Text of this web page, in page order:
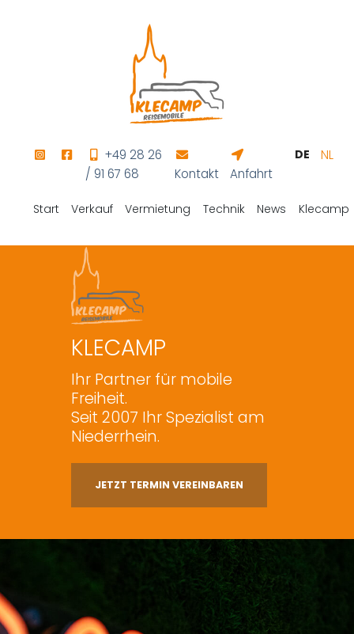
+49 28 26
/ 91 67 68
Kontakt Anfahrt
DE NL
Start Verkauf Vermietung Technik News Klecamp
KLECAMP
Ihr Partner für mobile
Freiheit.
Seit 2007 Ihr Spezialist am
Niederrhein.
JETZT TERMIN VEREINBAREN